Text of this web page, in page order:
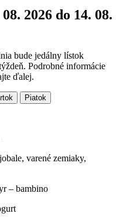
2026 do 14. 08.
bude jedálny lístok
Podrobné informácie
ďalej.
Piatok
varené zemiaky,
– bambino